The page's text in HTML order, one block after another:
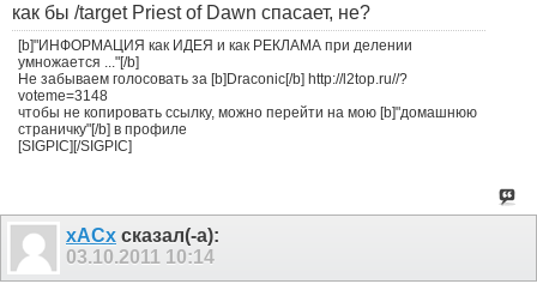
как бы /target Priest of Dawn спасает, не?
[b]"ИНФОРМАЦИЯ как ИДЕЯ и как РЕКЛАМА при делении
умножается ..."[/b]
Не забываем голосовать за [b]Draconic[/b] http://l2top.ru//?
voteme=3148
чтобы не копировать ссылку, можно перейти на мою [b]"домашнюю
страничку"[/b] в профиле
[SIGPIC][/SIGPIC]
xACx сказал(-а):
03.10.2011 10:14